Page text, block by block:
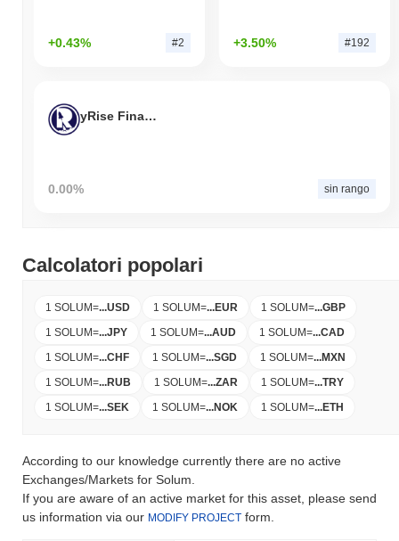
+0.43% #2 +3.50% #192
yRise Finance
0.00% sin rango
Calcolatori popolari
1 SOLUM=...USD 1 SOLUM=...EUR 1 SOLUM=...GBP
1 SOLUM=...JPY 1 SOLUM=...AUD 1 SOLUM=...CAD
1 SOLUM=...CHF 1 SOLUM=...SGD 1 SOLUM=...MXN
1 SOLUM=...RUB 1 SOLUM=...ZAR 1 SOLUM=...TRY
1 SOLUM=...SEK 1 SOLUM=...NOK 1 SOLUM=...ETH
According to our knowledge currently there are no active
Exchanges/Markets for Solum.
If you are aware of an active market for this asset, please send
us information via our MODIFY PROJECT form.